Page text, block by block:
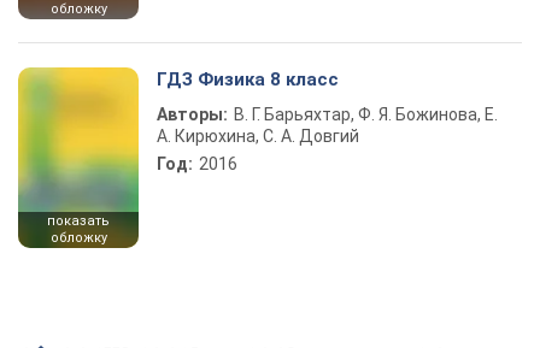
обложку
показать
обложку
ГДЗ Физика 8 класс
Авторы: В. Г. Барьяхтар, Ф. Я. Божинова, Е.
А. Кирюхина, С. А. Довгий
Год: 2016